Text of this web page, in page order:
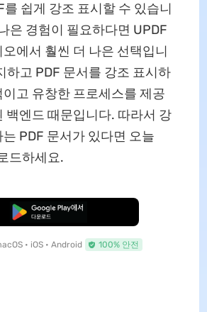
쉽게 강조 표시할 수 있습니
은 경험이 필요하다면 UPDF
에서 훨씬 더 나은 선택입니
하고 PDF 문서를 강조 표시하
고 유창한 프로세스를 제공
백엔드 때문입니다. 따라서 강
PDF 문서가 있다면 오늘
드하세요.
무료로 다운로드
• iOS • Android 100% 안전